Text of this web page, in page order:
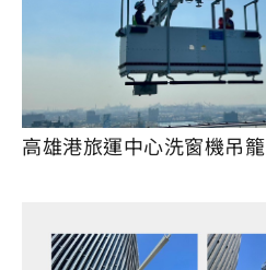
高雄港旅運中心洗窗機吊籠